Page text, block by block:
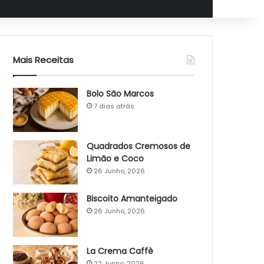
Mais Receitas
Bolo São Marcos
7 dias atrás
Quadrados Cremosos de
Limão e Coco
26 Junho, 2026
Biscoito Amanteigado
26 Junho, 2026
La Crema Caffè